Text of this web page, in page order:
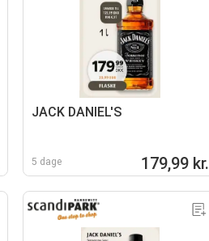
JACK DANIEL'S
5 dage 179,99 kr.